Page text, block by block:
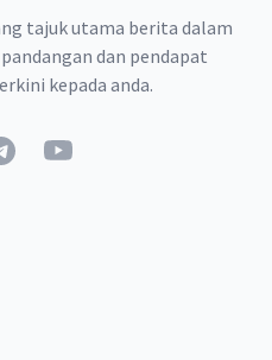
tajuk utama berita dalam
dan pendapat
kepada anda.
YouTube